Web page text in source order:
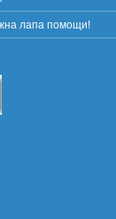
лапа помощи!